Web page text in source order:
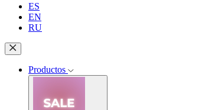
ES
EN
RU
Productos